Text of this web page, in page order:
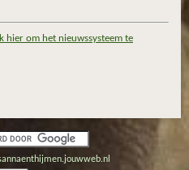
hier om het nieuwssysteem te